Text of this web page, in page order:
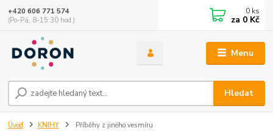
Menu
Hledat
+420 606 771 574
(Po-Pá, 8-15:30 hod.)
0 ks
za 0 Kč
Úvod KNIHY Příběhy z jiného vesmíru